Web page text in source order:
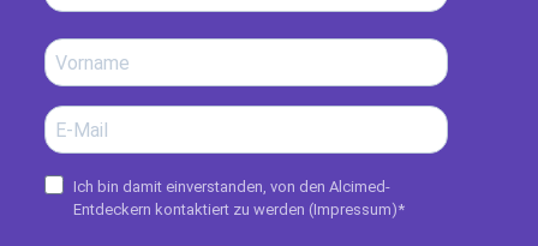
Ich bin damit einverstanden, von den Alcimed-
Entdeckern kontaktiert zu werden (Impressum)*